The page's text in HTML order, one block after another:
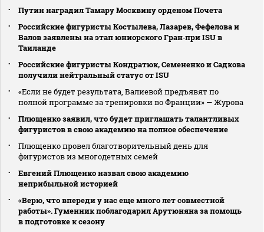
Путин наградил Тамару Москвину орденом Почета
Российские фигуристы Костылева, Лазарев, Фефелова и
Валов заявлены на этап юниорского Гран‑при ISU в
Таиланде
Российские фигуристы Кондратюк, Семененко и Садкова
получили нейтральный статус от ISU
«Если не будет результата, Валиевой предъявят по
полной программе за тренировки во Франции» — Журова
Плющенко заявил, что будет приглашать талантливых
фигуристов в свою академию на полное обеспечение
Плющенко провел благотворительный день для
фигуристов из многодетных семей
Евгений Плющенко назвал свою академию
неприбыльной историей
«Верю, что впереди у нас еще много лет совместной
работы». Гуменник поблагодарил Арутюняна за помощь
в подготовке к сезону